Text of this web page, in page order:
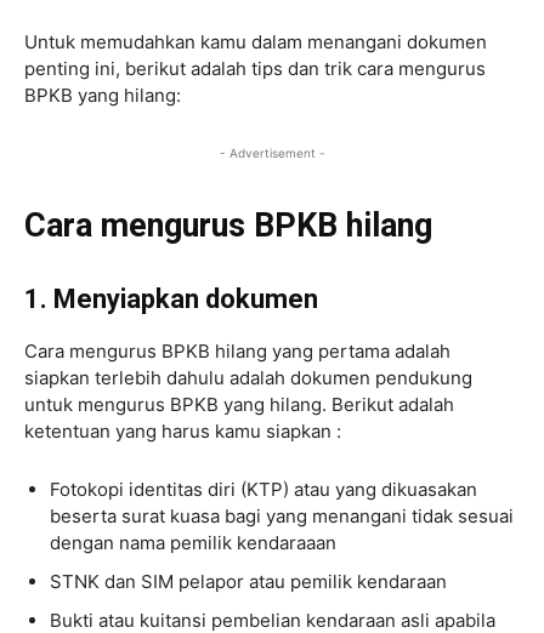
Untuk memudahkan kamu dalam menangani dokumen
penting ini, berikut adalah tips dan trik cara mengurus
BPKB yang hilang:
- Advertisement -
Cara mengurus BPKB hilang
1. Menyiapkan dokumen
Cara mengurus BPKB hilang yang pertama adalah
siapkan terlebih dahulu adalah dokumen pendukung
untuk mengurus BPKB yang hilang. Berikut adalah
ketentuan yang harus kamu siapkan :
Fotokopi identitas diri (KTP) atau yang dikuasakan
beserta surat kuasa bagi yang menangani tidak sesuai
dengan nama pemilik kendaraaan
STNK dan SIM pelapor atau pemilik kendaraan
Bukti atau kuitansi pembelian kendaraan asli apabila